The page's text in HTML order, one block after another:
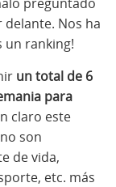
Nos ha
un ranking!
un total de 6
para
claro este
son
de vida,
etc. más